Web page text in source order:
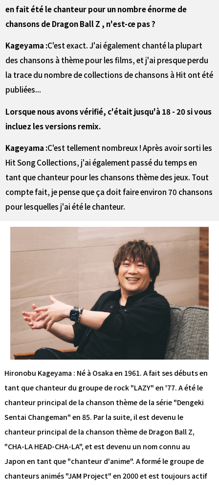
en fait été le chanteur pour un nombre énorme de
chansons de Dragon Ball Z , n'est-ce pas ?
Kageyama :C'est exact. J'ai également chanté la plupart
des chansons à thème pour les films, et j'ai presque perdu
la trace du nombre de collections de chansons à Hit ont été
publiées...
――Lorsque nous avons vérifié, c'était jusqu'à 18 - 20 si vous
incluez les versions remix.
Kageyama :C'est tellement nombreux ! Après avoir sorti les
Hit Song Collections, j'ai également passé du temps en
tant que chanteur pour les chansons thème des jeux. Tout
compte fait, je pense que ça doit faire environ 70 chansons
pour lesquelles j'ai été le chanteur.
Hironobu Kageyama : Né à Osaka en 1961. A fait ses débuts en
tant que chanteur du groupe de rock "LAZY" en '77. A été le
chanteur principal de la chanson thème de la série "Dengeki
Sentai Changeman" en 85. Par la suite, il est devenu le
chanteur principal de la chanson thème de Dragon Ball Z,
"CHA-LA HEAD-CHA-LA", et est devenu un nom connu au
Japon en tant que "chanteur d'anime". A formé le groupe de
chanteurs animés "JAM Project" en 2000 et est toujours actif